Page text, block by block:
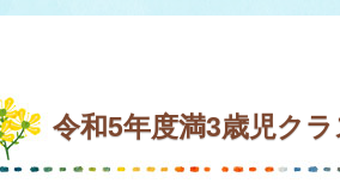
令和5年度満3歳児ク